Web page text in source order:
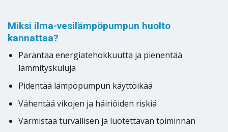
Miksi ilma-vesilämpöpumpun huolto
kannattaa?
Parantaa energiatehokkuutta ja pienentää
lämmityskuluja
Pidentää lämpöpumpun käyttöikää
Vähentää vikojen ja häiriöiden riskiä
Varmistaa turvallisen ja luotettavan toiminnan